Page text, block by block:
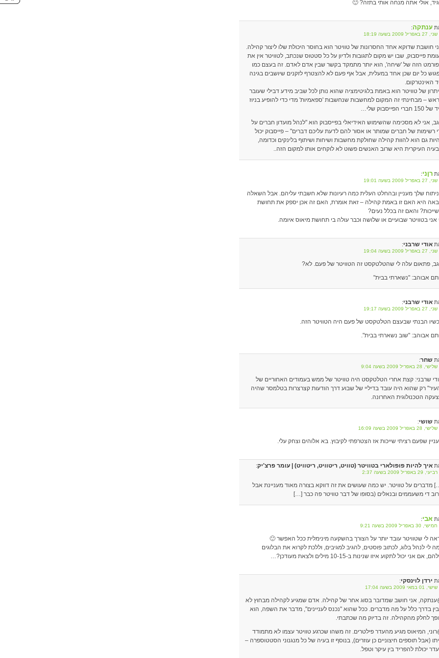
אולי אתה מנחה אותי בתזה? 🙂
ענתקה:
2009 בשעה 18:19
חושבת שדוקא אחד החסרונות של טוויטר הוא בחוסר היכולת שלו ליצור קהילה.
פייסבוק, שבו יש מקום לתגובות ולדיון על כל סטטוס שנכתב, לטוויטר אין את
הזה של 'שיחה', הוא יותר מתמקד בקשר שבין אדם לאדם. זה בעצם כמו
כל יום שכן אחד במעלית, אבל אף פעם לא להצטרף לזקנים שיושבים בגינה
האינטרקום.
של טוויטר הוא באמת בלגיטימציה שהוא נותן לכל שביב מידע דבילי שעובר
– מבחינתי זה המקום למחשבות שנחשבות 'ספאמיות' מדי כדי להופיע בניוז
חברי הפייסבוק שלי…
אני לא מסכימה שהשימוש האידיאלי בפייסבוק הוא "לנהל מועדון חברים על
רשימות של חברים שמותר או אסור להם לדעת עליכם דברים" – פייסבוק יכול
גם הוא להוות קהילה שחולקת מחשבות ושיחות ושיתוף בלינקים וכדומה,
העיקרית היא שרוב האנשים פשוט לא לוקחים אותו למקום הזה..
רןני:
2009 בשעה 19:01
שלך מעניין ובהחלט העלית כמה רעיונות שלא חשבתי עליהם. אבל השאלה
היא האם זו באמת קהילה – זאת אומרת, האם זה אכן יספק את תחושת
והאם זה בכלל נעים?
אני בטוויטר שבועיים או שלושה וכבר עולה בי תחושת מיאוס איומה.
אודי שרבני:
2009 בשעה 19:04
פתאום עלה לי שהטלטקסט זה הטוויטר של פעם. לא?
אבוהב: "נשארתי בבית"
אודי שרבני:
2009 בשעה 19:17
הבנתי שבעצם הטלטקסט של פעם היה הטוויטר הזה.
אבוהב: "שוב נשארתי בבית".
שחר:
באפריל 2009 בשעה 9:04
שרבני: קצת אחרי הטלטקסט היה טוויטר של ממש בעמודים האחוריים של
רק שהוא היה עובד בדיליי של שבוע דרך הודעות קצרצרות בטלמסר שהיה
הטכנולוגית האחרונה.
שושי:
באפריל 2009 בשעה 16:09
שפעם רציתי שייכות אז הצטרפתי לקיבוץ. בא אלוהים וצחק עלי.
איך להיות פופולארי בטוויטר (טוויט, ריטוויט, ריטוויט) | עומר פרצ'יק:
באפריל 2009 בשעה 2:37
מדברים על טוויטר. יש כמה שעושים את זה דווקא בצורה מאוד מעניינת אבל
די משעממים ובנאלים (בסופו של דבר טוויטר פה כבר […]
אבי:
באפריל 2009 בשעה 9:21
לי שטוויטר עובד יותר על הצורך בהשקעה מינימלית ככל האפשר 🙂
לי לנהל בלוג, לכתוב פוסטים, להגיב למגיבים, וללכת לקרוא את הבלוגים
אם אני יכול לתקוע איזו שנינות ב-10-15 מילים ולצאת מעודכן?…
ירדן לוינסקי:
2009 בשעה 17:04
אני חושב שמדובר בסוג אחר של קהילה. אדם שמגיע לקהילה מבחוץ לא
בדרך כלל על מה מדברים. ככל שהוא "נכנס לעניינים", מדבר את השפה, הוא
לחלק מהקהילה. זה בדיוק מה שכתבתי.
המיאוס מגיע מהעדר פילטרים. זה משהו שכרגע טוויטר עצמו לא מתמודד
(אבל תוספים חיצוניים כן עוזרים), בנוסף זו בעיה של כל מנגנוני הסטטוספרה –
יכולת להפריד בין עיקר וטפל.